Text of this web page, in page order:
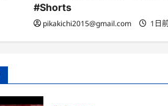
Sending
Microsoft
#Shorts
pikakichi2015@gmail.com 1日